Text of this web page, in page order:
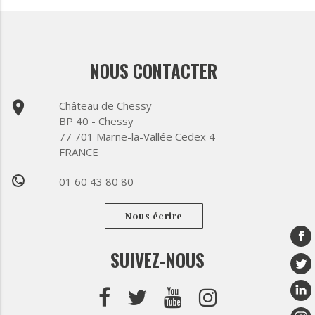
NOUS CONTACTER
place
Château de Chessy
BP 40 - Chessy
77 701 Marne-la-Vallée Cedex 4
FRANCE
phone 01 60 43 80 80
Nous écrire
SUIVEZ-NOUS